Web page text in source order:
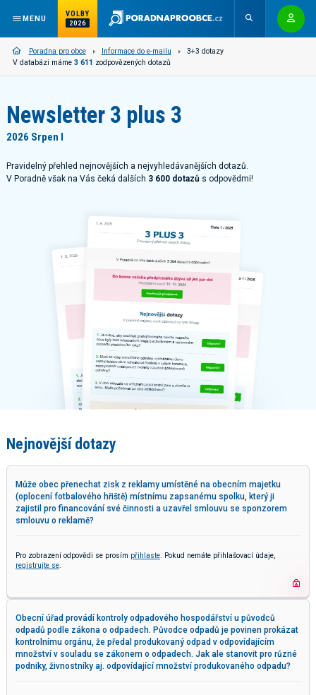
MENU
VOLBY
2026
Poradna pro obce Informace do e-mailu
3+3 dotazy
V databázi máme 3 611 zodpovězených dotazů
Newsletter 3 plus 3
2026 Srpen I
Pravidelný přehled nejnovějších a nejvyhledávanějších dotazů.
V Poradně však na Vás čeká dalších 3 600 dotazů s odpovědmi!
Nejnovější dotazy
Může obec přenechat zisk z reklamy umístěné na obecním majetku
(oplocení fotbalového hřiště) místnímu zapsanému spolku, který ji
zajistil pro financování své činnosti a uzavřel smlouvu se sponzorem
smlouvu o reklamě?
Pro zobrazení odpovědi se prosím přihlaste . Pokud nemáte přihlašovací údaje,
registrujte se
Obecní úřad provádí kontroly odpadového hospodářství u původců
odpadů podle zákona o odpadech. Původce odpadů je povinen prokázat
kontrolnímu orgánu, že předal produkovaný odpad v odpovídajícím
množství v souladu se zákonem o odpadech. Jak ale stanovit pro různé
podniky, živnostníky aj. odpovídající množství produkovaného odpadu?